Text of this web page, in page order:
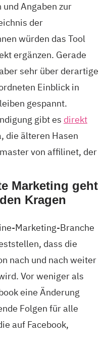
Angaben zur
der
würden das Tool
ergänzen. Gerade
sehr über derartige
Einblick in
gespannt.
gibt es direkt
die älteren Hasen
von affilinet, der
Marketing geht
Kragen
Marketing-Branche
dass die
nach und nach weiter
Vor weniger als
eine Änderung
Folgen für alle
auf Facebook,